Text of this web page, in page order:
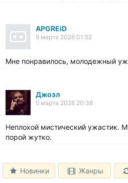
APGREiD
9 марта 2026 01:52
Мне понравилось, молодежный
Джоэл
5 марта 2026 20:38
Неплохой мистический ужастик.
порой жутко.
Новинки Жанры